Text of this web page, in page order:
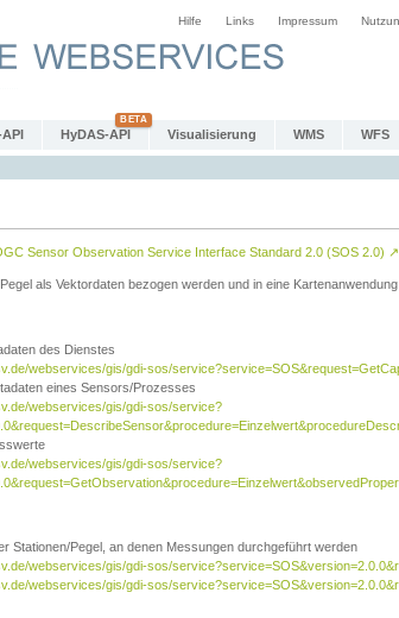
Hilfe Links Impressum
API HyDAS-API Visualisierung WMS WFS
Sensor Observation Service Interface Standard 2.0 (SOS 2.0) ↗
als Vektordaten bezogen werden und in eine
des Dienstes
webservices/gis/gdi-sos/
eines Sensors/Prozesses
webservices/gis/gdi-sos/service?
webservices/gis/gdi-sos/service?
Stationen/Pegel, an denen Messungen durchgeführt werden
webservices/gis/gdi-sos/
webservices/gis/gdi-sos/